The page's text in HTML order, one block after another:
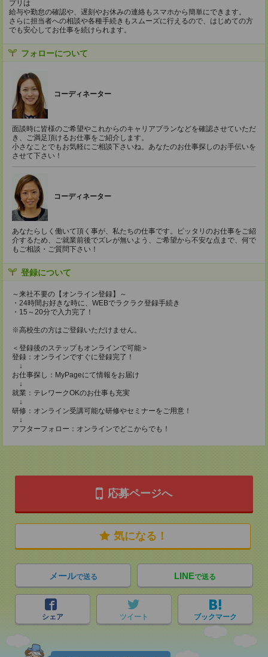
プリは
給与や勤怠の確認や、遅刻やお休みの連絡もスマホから簡単にできます。
さらに担当者への相談や各種手続きもスムーズに行えるので、はじめての方
でも安心してお仕事を続けられます。
フォローについて
コーディネーター
面談時に皆様のご希望やこれからのキャリアプランなどを確認させていただ
き、ご満足頂けるお仕事をご紹介します。
小さなことでもお気軽にご相談下さいね。あなたのお仕事探しのお手伝いを
させて下さい！
コーディネーター
あなたらしく働いて頂く事が、私たちの仕事です。ピッタリのお仕事をご紹
介するため、ご就業前後でズレが無いよう、ご希望から不安な点まで、何で
もご相談・ご質問下さい！
登録について
～来社不要の【オンライン登録】～
・24時間お好きな時に、WEBでラクラク登録手続き
・15～20分で入力完了！
※高校生の方はご登録いただけません。
＜登録後のステップもオンラインで可能＞
登録：オンラインですぐに登録完了！
↓
お仕事探し：MyPageにて情報をお届け
↓
就業：テレワークOKのお仕事も充実
↓
研修：オンライン受講可能な研修やセミナーをご用意！
↓
アフターフォロー：オンラインでどこからでも！
応募ページへ
気になる！
メールで送る LINEで送る
シェア ツイート ブックマーク